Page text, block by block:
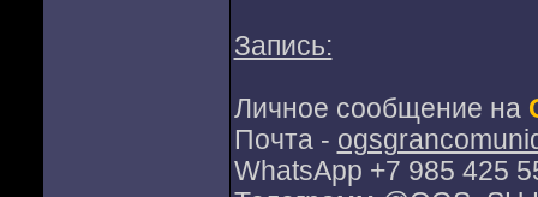
Запись:
Личное сообщение на
Почта -
WhatsApp +7 985 425